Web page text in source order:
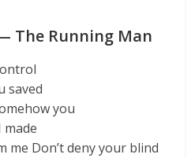
The Running Man
saved
you
made
me Don’t deny your blind